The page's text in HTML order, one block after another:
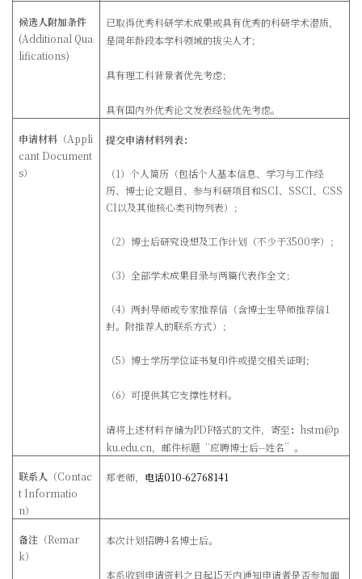
候选人附加条件
(Additional Qua
lifications)
已取得优秀科研学术成果或具有优秀的科研学术潜质，
是同年龄段本学科领域的拔尖人才；
具有理工科背景者优先考虑；
具有国内外优秀论文发表经验优先考虑。
申请材料 （Appli
cant Document
s）
提交申请材料列表：
（1）个人简历（包括个人基本信息、学习与工作经
历、博士论文题目、参与科研项目和SCI、 SSCI、 CSS
CI以及其他核心类刊物列表）；
（2）博士后研究设想及工作计划（不少于3500字）；
（3）全部学术成果目录与两篇代表作全文；
（4）两封导师或专家推荐信（含博士生导师推荐信1
封。附推荐人的联系方式）；
（5）博士学历学位证书复印件或提交相关证明；
（6）可提供其它支撑性材料。
请将上述材料存储为PDF格式的文件，寄至： hstm@p
ku.edu.cn，邮件标题“应聘博士后--姓名”。
联系人 （Contac
t Informatio
n）
郑老师， 电话010-62768141
备注 （Remar
k）
本次计划招聘4名博士后。
本系收到申请资料之日起15天内通知申请者是否参加面